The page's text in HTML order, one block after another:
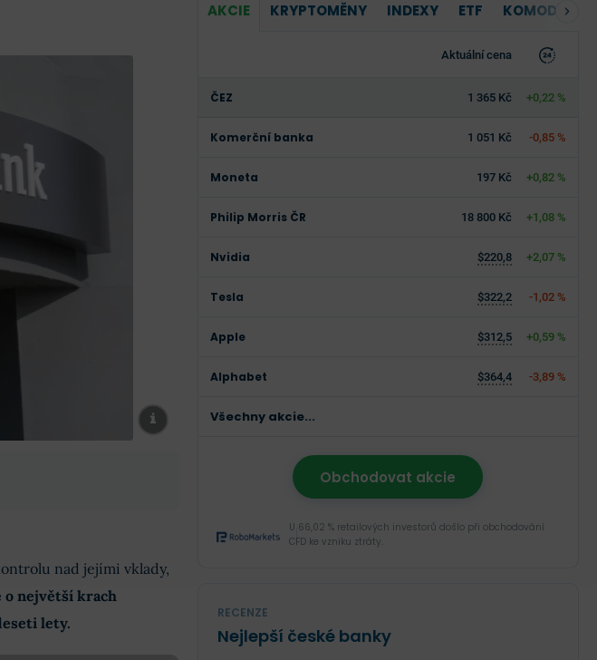
nad jejími vklady,
o největší krach
lety.
AKCIE KRYPTOMĚNY INDEXY ETF KOMODITY
Aktuální cena
ČEZ 1 365 Kč +0,22 %
Komerční banka 1 051 Kč -0,85 %
Moneta 197 Kč +0,82 %
Philip Morris ČR 18 800 Kč +1,08 %
Nvidia $220,8 +2,07 %
Tesla $322,2 -1,02 %
Apple $312,5 +0,59 %
Alphabet $364,4 -3,89 %
Všechny akcie...
Obchodovat akcie
U 66,02 % retailových investorů došlo při obchodování
CFD ke vzniku ztráty.
RECENZE
Nejlepší české banky